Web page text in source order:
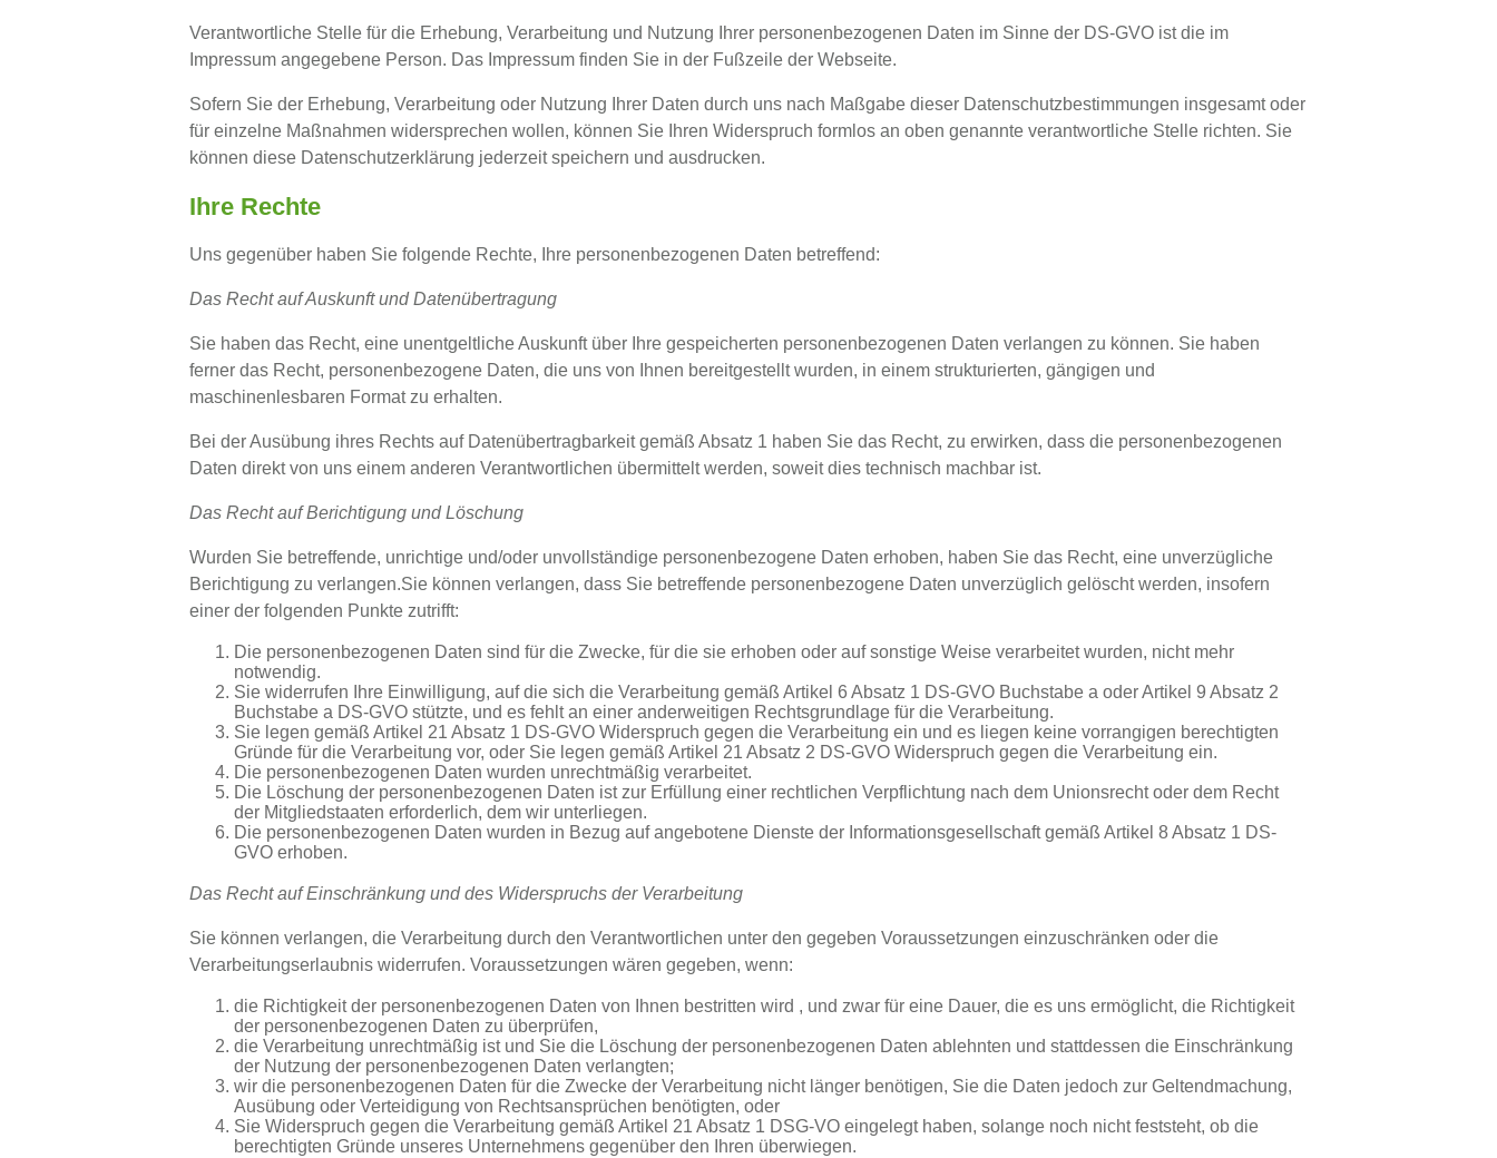
Verantwortliche Stelle für die Erhebung, Verarbeitung und Nutzung Ihrer personenbezogenen Daten im Sinne der DS-GVO ist die im
Impressum angegebene Person. Das Impressum finden Sie in der Fußzeile der Webseite.
Sofern Sie der Erhebung, Verarbeitung oder Nutzung Ihrer Daten durch uns nach Maßgabe dieser Datenschutzbestimmungen insgesamt oder
für einzelne Maßnahmen widersprechen wollen, können Sie Ihren Widerspruch formlos an oben genannte verantwortliche Stelle richten. Sie
können diese Datenschutzerklärung jederzeit speichern und ausdrucken.
Ihre Rechte
Uns gegenüber haben Sie folgende Rechte, Ihre personenbezogenen Daten betreffend:
Das Recht auf Auskunft und Datenübertragung
Sie haben das Recht, eine unentgeltliche Auskunft über Ihre gespeicherten personenbezogenen Daten verlangen zu können. Sie haben
ferner das Recht, personenbezogene Daten, die uns von Ihnen bereitgestellt wurden, in einem strukturierten, gängigen und
maschinenlesbaren Format zu erhalten.
Bei der Ausübung ihres Rechts auf Datenübertragbarkeit gemäß Absatz 1 haben Sie das Recht, zu erwirken, dass die personenbezogenen
Daten direkt von uns einem anderen Verantwortlichen übermittelt werden, soweit dies technisch machbar ist.
Das Recht auf Berichtigung und Löschung
Wurden Sie betreffende, unrichtige und/oder unvollständige personenbezogene Daten erhoben, haben Sie das Recht, eine unverzügliche
Berichtigung zu verlangen.Sie können verlangen, dass Sie betreffende personenbezogene Daten unverzüglich gelöscht werden, insofern
einer der folgenden Punkte zutrifft:
Die personenbezogenen Daten sind für die Zwecke, für die sie erhoben oder auf sonstige Weise verarbeitet wurden, nicht mehr
notwendig.
Sie widerrufen Ihre Einwilligung, auf die sich die Verarbeitung gemäß Artikel 6 Absatz 1 DS-GVO Buchstabe a oder Artikel 9 Absatz 2
Buchstabe a DS-GVO stützte, und es fehlt an einer anderweitigen Rechtsgrundlage für die Verarbeitung.
Sie legen gemäß Artikel 21 Absatz 1 DS-GVO Widerspruch gegen die Verarbeitung ein und es liegen keine vorrangigen berechtigten
Gründe für die Verarbeitung vor, oder Sie legen gemäß Artikel 21 Absatz 2 DS-GVO Widerspruch gegen die Verarbeitung ein.
Die personenbezogenen Daten wurden unrechtmäßig verarbeitet.
Die Löschung der personenbezogenen Daten ist zur Erfüllung einer rechtlichen Verpflichtung nach dem Unionsrecht oder dem Recht
der Mitgliedstaaten erforderlich, dem wir unterliegen.
Die personenbezogenen Daten wurden in Bezug auf angebotene Dienste der Informationsgesellschaft gemäß Artikel 8 Absatz 1 DS-
GVO erhoben.
Das Recht auf Einschränkung und des Widerspruchs der Verarbeitung
Sie können verlangen, die Verarbeitung durch den Verantwortlichen unter den gegeben Voraussetzungen einzuschränken oder die
Verarbeitungserlaubnis widerrufen. Voraussetzungen wären gegeben, wenn:
die Richtigkeit der personenbezogenen Daten von Ihnen bestritten wird , und zwar für eine Dauer, die es uns ermöglicht, die Richtigkeit
der personenbezogenen Daten zu überprüfen,
die Verarbeitung unrechtmäßig ist und Sie die Löschung der personenbezogenen Daten ablehnten und stattdessen die Einschränkung
der Nutzung der personenbezogenen Daten verlangten;
wir die personenbezogenen Daten für die Zwecke der Verarbeitung nicht länger benötigen, Sie die Daten jedoch zur Geltendmachung,
Ausübung oder Verteidigung von Rechtsansprüchen benötigten, oder
Sie Widerspruch gegen die Verarbeitung gemäß Artikel 21 Absatz 1 DSG-VO eingelegt haben, solange noch nicht feststeht, ob die
berechtigten Gründe unseres Unternehmens gegenüber den Ihren überwiegen.